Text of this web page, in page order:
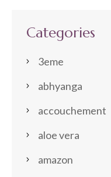
Categories
3eme
abhyanga
accouchement
aloe vera
amazon